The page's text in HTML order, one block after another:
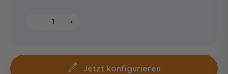
+
Jetzt konfigurieren